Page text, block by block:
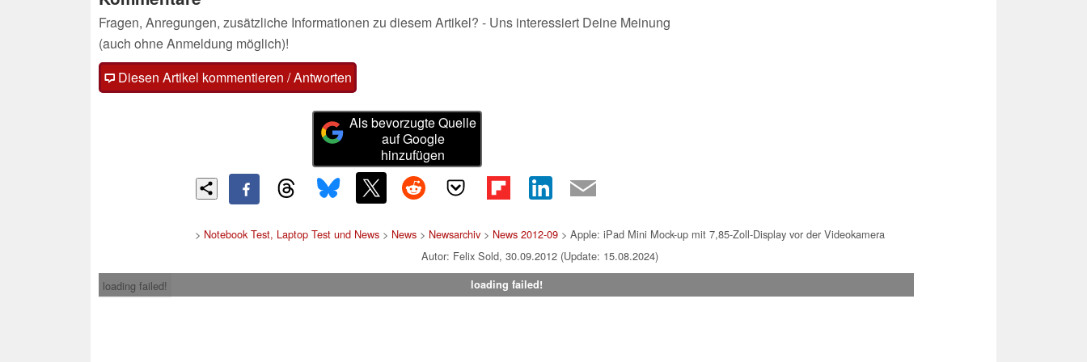
Fragen, Anregungen, zusätzliche Informationen zu diesem Artikel? - Uns interessiert Deine Meinung
(auch ohne Anmeldung möglich)!
Diesen Artikel kommentieren / Antworten
Als bevorzugte Quelle
auf Google
hinzufügen
> Notebook Test, Laptop Test und News> News> Newsarchiv> News 2012-09> Apple: iPad Mini Mock-up mit 7,85-Zoll-Display vor der Videokamera
Autor: Felix Sold, 30.09.2012 (Update: 15.08.2024)
loading failed!
loading failed!